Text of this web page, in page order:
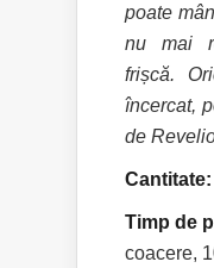
poate
nu mai
frișcă.
încercat,
de
Cantitate:
Timp de
coacere,